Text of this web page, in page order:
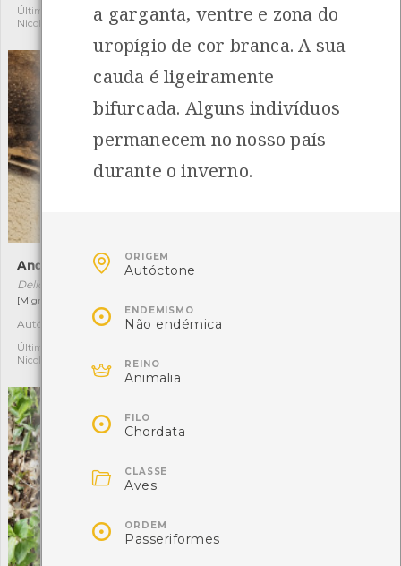
Última observação por:
Nicole Viana
Última observação por:
Nicole Viana
Andorinha-dos-beirais
Delichon urbicum
[Migrador]
Autóctone
Última observação por:
Nicole Viana
5 Autóctone
a garganta, ventre e zona do
uropígio de cor branca. A sua
cauda é ligeiramente
bifurcada. Alguns indivíduos
permanecem no nosso país
durante o inverno.
 ORIGEM
Autóctone
 ENDEMISMO
Não endémica
 REINO
Animalia
 FILO
Chordata
 CLASSE
Aves
 ORDEM
Passeriformes